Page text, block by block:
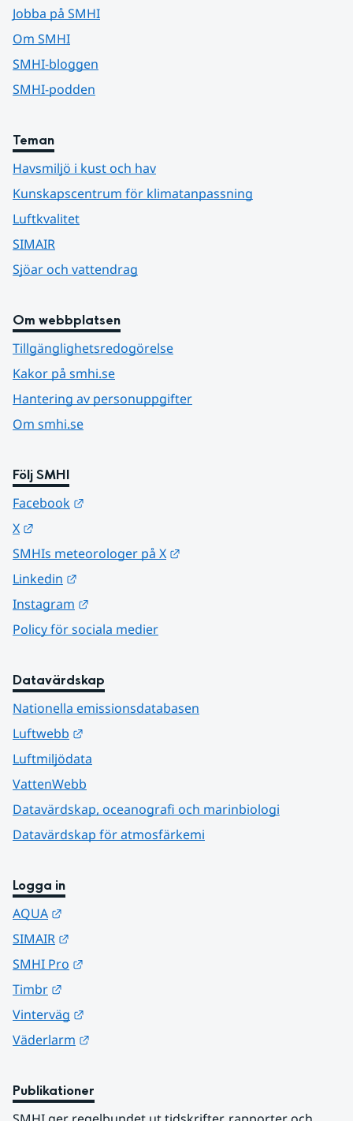
Jobba på SMHI
Om SMHI
SMHI-bloggen
SMHI-podden
Teman
Havsmiljö i kust och hav
Kunskapscentrum för klimatanpassning
Luftkvalitet
SIMAIR
Sjöar och vattendrag
Om webbplatsen
Tillgänglighetsredogörelse
Kakor på smhi.se
Hantering av personuppgifter
Om smhi.se
Följ SMHI
Facebook
X
SMHIs meteorologer på X
Linkedin
Instagram
Policy för sociala medier
Datavärdskap
Nationella emissionsdatabasen
Luftwebb
Luftmiljödata
VattenWebb
Datavärdskap, oceanografi och marinbiologi
Datavärdskap för atmosfärkemi
Logga in
AQUA
SIMAIR
SMHI Pro
Timbr
Vinterväg
Väderlarm
Publikationer